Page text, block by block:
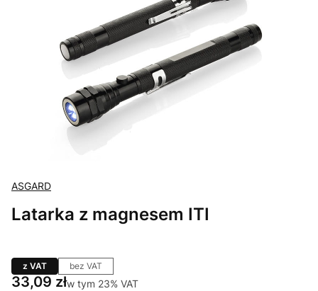
ASGARD
Latarka z magnesem ITI
z VAT bez VAT
Cena
33,09 złw tym 23% VAT
w tym 23% VAT